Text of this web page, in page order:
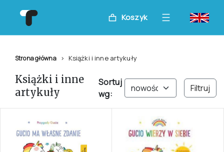
Koszyk
Strona główna Książki i inne artykuły
Książki i inne
artykuły
Sortuj
wg:
Filtruj